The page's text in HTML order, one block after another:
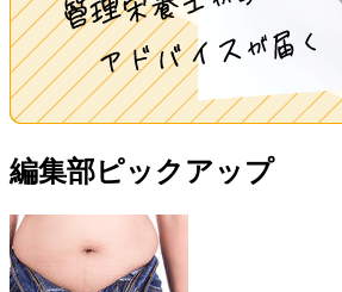
編集部ピックアップ